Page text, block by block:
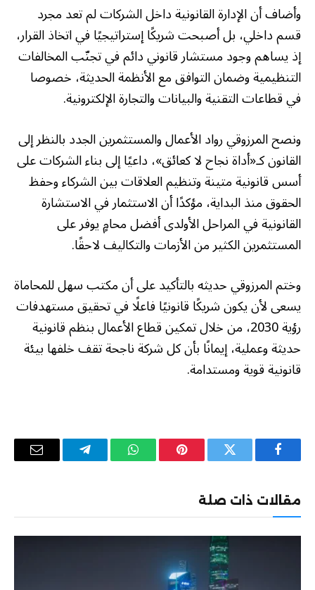
وأضاف أن الإدارة القانونية داخل الشركات لم تعد مجرد
قسم داخلي، بل أصبحت شريكًا إستراتيجيًا في اتخاذ القرار،
إذ يساهم وجود مستشار قانوني دائم في تجنّب المخالفات
التنظيمية وضمان التوافق مع الأنظمة الحديثة، خصوصا
في قطاعات التقنية والبيانات والتجارة الإلكترونية.
ونصح المرزوقي رواد الأعمال والمستثمرين الجدد بالنظر إلى
القانون كـ«أداة نجاح لا كعائق»، داعيًا إلى بناء الشركات على
أسس قانونية متينة وتنظيم العلاقات بين الشركاء وحفظ
الحقوق منذ البداية، مؤكدًا أن الاستثمار في الاستشارة
القانونية في المراحل الأولدى أفضل محامٍ يوفر على
المستثمرين الكثير من الأزمات والتكاليف لاحقًا.
وختم المرزوقي حديثه بالتأكيد على أن مكتب سهل للمحاماة
يسعى لأن يكون شريكًا قانونيًا فاعلًا في تحقيق مستهدفات
رؤية 2030، من خلال تمكين قطاع الأعمال بنظم قانونية
حديثة وعملية، إيمانًا بأن كل شركة ناجحة تقف خلفها بيئة
قانونية قوية ومستدامة.
فيسبوك تويتر بينتيريستواتساب تيلقرام
البريد
مقالات ذات صلة